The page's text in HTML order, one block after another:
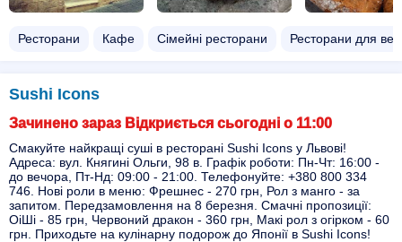
Ресторани Кафе Сімейні ресторани Ресторани для
Sushi Icons
Зачинено зараз Відкриється сьогодні о 11:00
Смакуйте найкращі суші в ресторані Sushi Icons у Львові!
Адреса: вул. Княгині Ольги, 98 в. Графік роботи: Пн-Чт: 16:00 -
до вечора, Пт-Нд: 09:00 - 21:00. Телефонуйте: +380 800 334
746. Нові роли в меню: Фрешнес - 270 грн, Рол з манго - за
запитом. Передзамовлення на 8 березня. Смачні пропозиції:
ОіШі - 85 грн, Червоний дракон - 360 грн, Макі рол з огірком - 60
грн. Приходьте на кулінарну подорож до Японії в Sushi Icons!